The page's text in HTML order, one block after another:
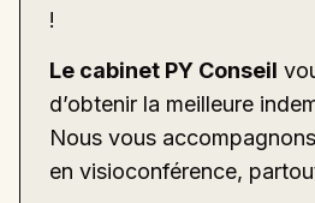
!
Le cabinet PY Conseil
d’obtenir la meilleure
Nous vous
en visioconférence,